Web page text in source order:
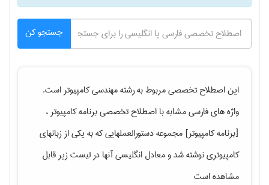
جستجو کن
این اصطلاح تخصصی مربوط به رشتهمهندسی كامپيوتراست.
واژه های فارسی مشابه با اصطلاح تخصصیبرنامه کامپیوتر ،
[برنامه کامپیوتر] مجموعه دستورالعملهایی که به یکی از زبانهای
کامپیوتری نوشته شدو معادل انگلیسی آنها در لیست زیر قابل
مشاهده است